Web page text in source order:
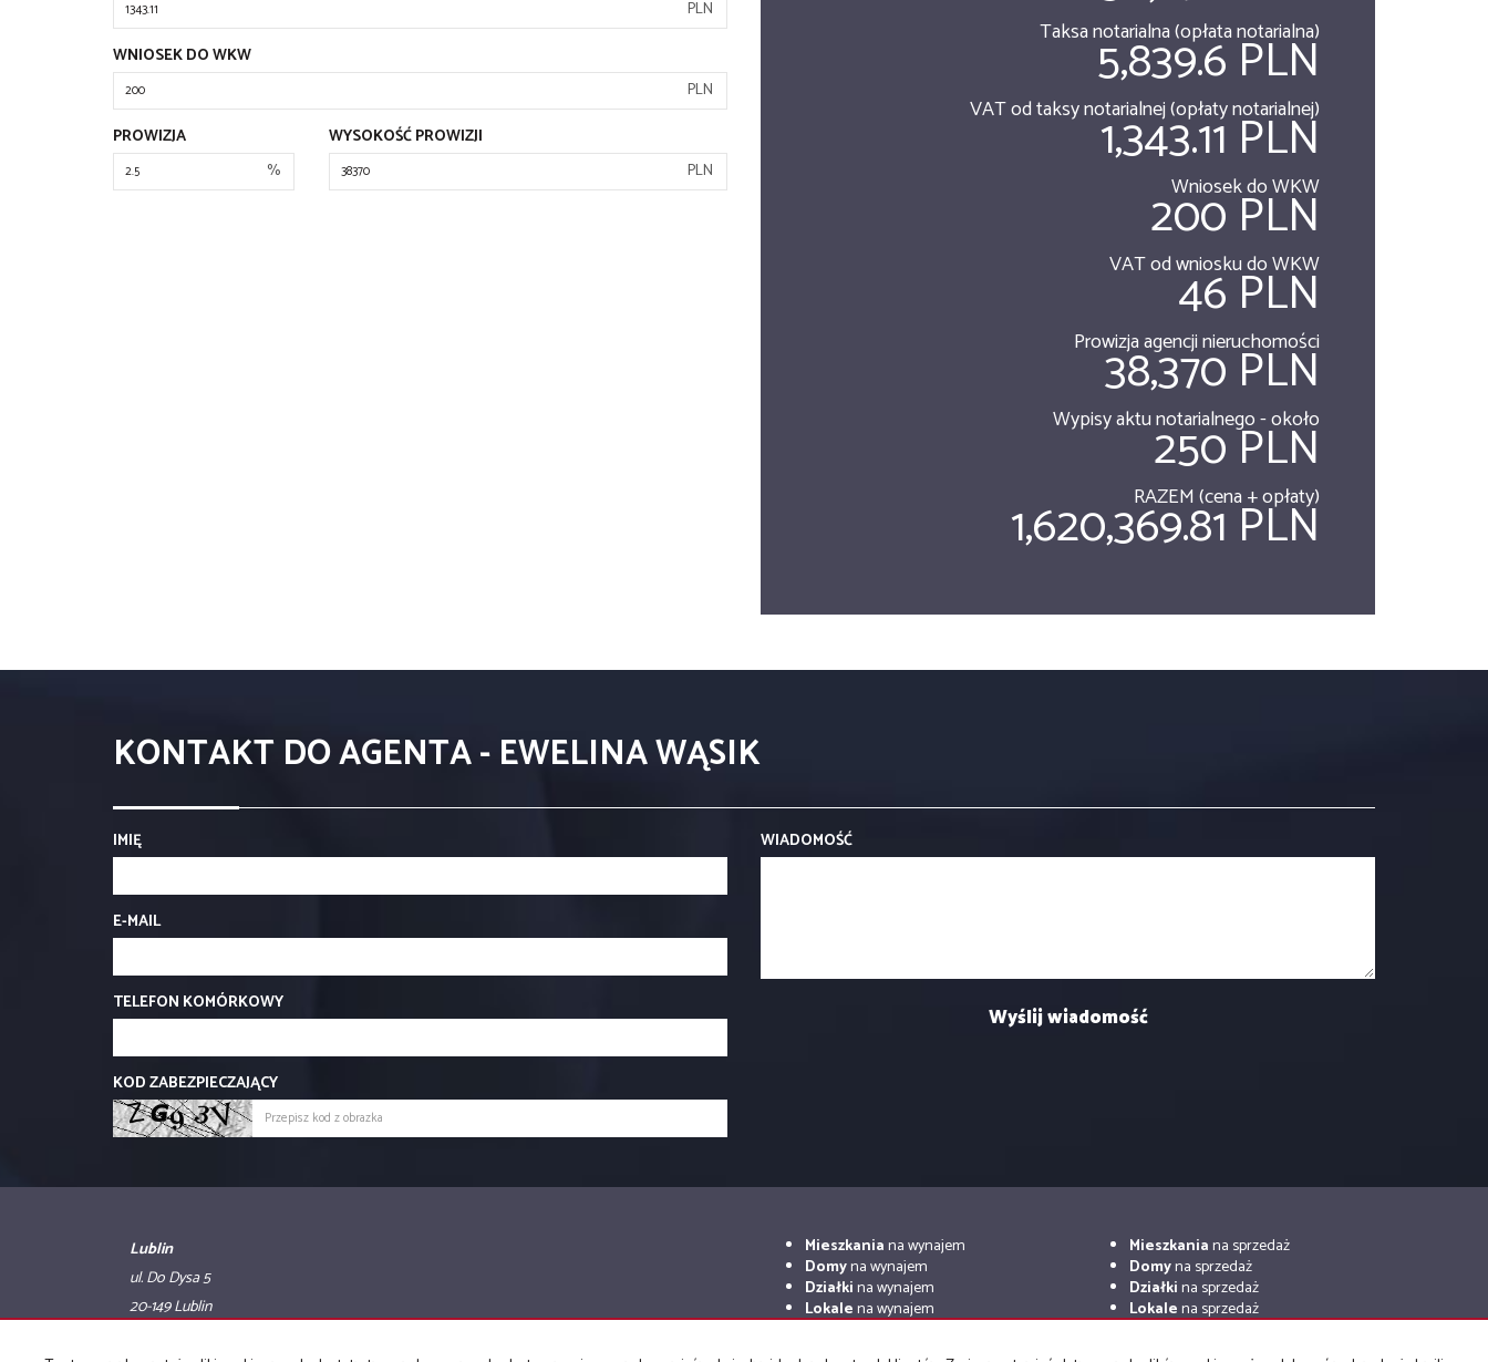
PLN
WNIOSEK DO WKW
PLN
PROWIZJA
%
WYSOKOŚĆ PROWIZJI
PLN
Taksa notarialna (opłata notarialna)
5,839.6 PLN
VAT od taksy notarialnej (opłaty notarialnej)
1,343.11 PLN
Wniosek do WKW
200 PLN
VAT od wniosku do WKW
46 PLN
Prowizja agencji nieruchomości
38,370 PLN
Wypisy aktu notarialnego - około
250 PLN
RAZEM (cena + opłaty)
1,620,369.81 PLN
KONTAKT DO AGENTA - EWELINA WĄSIK
IMIĘ
E-MAIL
TELEFON KOMÓRKOWY
KOD ZABEZPIECZAJĄCY
WIADOMOŚĆ
Lublin
ul. Do Dysa 5
20-149 Lublin
Mieszkaniana wynajem
Domyna wynajem
Działkina wynajem
Lokalena wynajem
na wynajem
Mieszkaniana sprzedaż
Domyna sprzedaż
Działkina sprzedaż
Lokalena sprzedaż
Obiekty